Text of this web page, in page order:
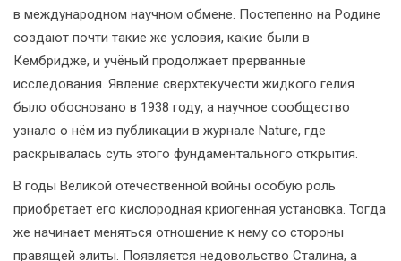
в международном научном обмене. Постепенно на Родине
создают почти такие же условия, какие были в
Кембридже, и учёный продолжает прерванные
исследования. Явление сверхтекучести жидкого гелия
было обосновано в 1938 году, а научное сообщество
узнало о нём из публикации в журнале Nature, где
раскрывалась суть этого фундаментального открытия.
В годы Великой отечественной войны особую роль
приобретает его кислородная криогенная установка. Тогда
же начинает меняться отношение к нему со стороны
правящей элиты. Появляется недовольство Сталина, а